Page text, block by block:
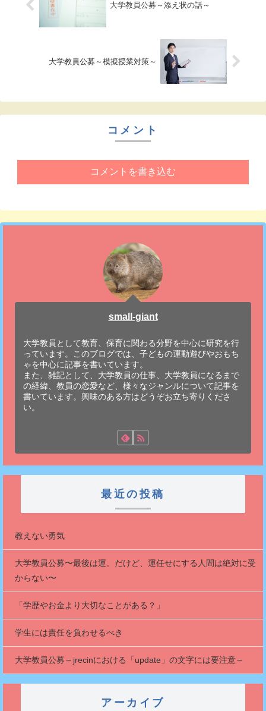
大学教員公募～添え状の話～
大学教員公募～模擬授業対策～
コメント
コメントを書き込む
small-giant
大学教員として教育、保育に関わる分野を中心に研究を行
っています。このブログでは、子どもの運動遊びやおもち
ゃを中心に記事を書いています。
また、雑記として、大学教員の仕事、大学教員になるまで
の経緯、教員の恋愛など、様々なジャンルについて記事を
書いています。興味のある方はどうぞお立ち寄りくださ
い。
最近の投稿
教えない勇気
大学教員公募〜最後は運。だけど、運任せにする人間は絶対に受
からない〜
「学歴やお金より大切なことがある？」
学生には責任を負わせるべき
大学教員公募～jrecinにおける「update」の文字には要注意～
アーカイブ